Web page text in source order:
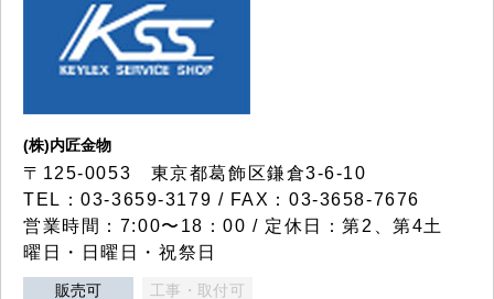
(株)内匠金物
〒125-0053 東京都葛飾区鎌倉3-6-10
TEL：03-3659-3179 / FAX：03-3658-7676
営業時間：7:00〜18：00 / 定休日：第2、第4土
曜日・日曜日・祝祭日
販売可 工事・取付可